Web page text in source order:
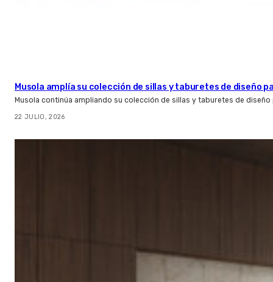
Musola amplía su colección de sillas y taburetes de diseño
Musola continúa ampliando su colección de sillas y taburetes de
22 JULIO, 2026